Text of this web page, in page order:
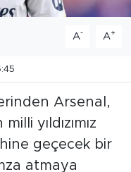
A- A+
Arsenal,
yıldızımız
geçecek bir
atmaya